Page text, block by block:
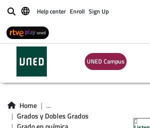
BuscarHelp center Enroll Sign Up
UNED Campus
Home
...
Grados y Dobles Grados
QUÍMICA BIO-
ORGÁNICA Y
PRODUCTOS